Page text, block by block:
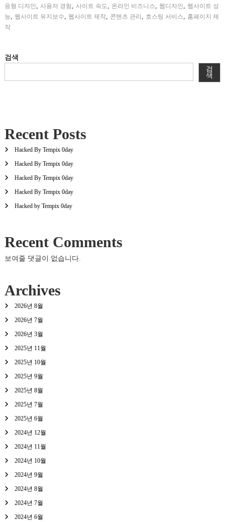
응형 디자인 , 사용자 경험 , 사이트 속도, 온라인 비즈니스, 웹디자인 , 웹사이트 성
능, 웹사이트 유지보수, 웹사이트 제작, 콘텐츠 관리 , 호스팅 서비스, 홈페이지 제
작
검색
검
색
Recent Posts
Hacked By Tempix 0day
Hacked By Tempix 0day
Hacked By Tempix 0day
Hacked By Tempix 0day
Hacked by Tempix 0day
Recent Comments
보여줄 댓글이 없습니다.
Archives
2026년 8월
2026년 7월
2026년 3월
2025년 11월
2025년 10월
2025년 9월
2025년 8월
2025년 7월
2025년 6월
2024년 12월
2024년 11월
2024년 10월
2024년 9월
2024년 8월
2024년 7월
2024년 6월